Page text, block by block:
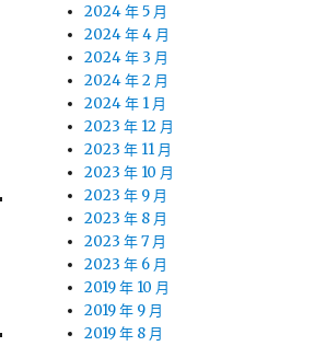
2024 年 5 月
2024 年 4 月
2024 年 3 月
2024 年 2 月
2024 年 1 月
2023 年 12 月
2023 年 11 月
2023 年 10 月
2023 年 9 月
2023 年 8 月
2023 年 7 月
2023 年 6 月
2019 年 10 月
2019 年 9 月
2019 年 8 月